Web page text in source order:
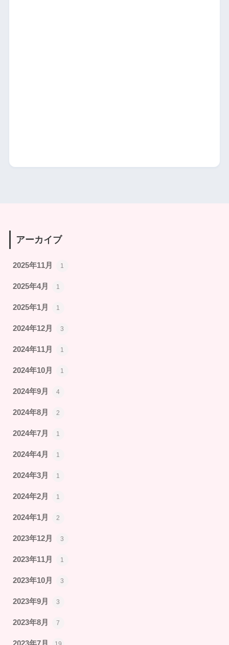
アーカイブ
2025年11月 1
2025年4月 1
2025年1月 1
2024年12月 3
2024年11月 1
2024年10月 1
2024年9月 4
2024年8月 2
2024年7月 1
2024年4月 1
2024年3月 1
2024年2月 1
2024年1月 2
2023年12月 3
2023年11月 1
2023年10月 3
2023年9月 3
2023年8月 7